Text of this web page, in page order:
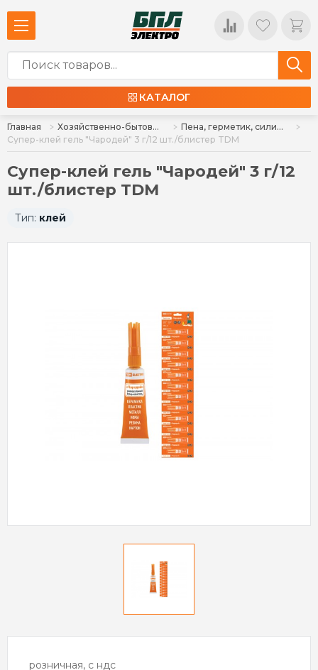
КАТАЛОГ
Главная Хозяйственно-бытовые товары
Пена, герметик, силикон, клей, алебастр
Супер-клей гель "Чародей" 3 г/12 шт./блистер TDM
Супер-клей гель "Чародей" 3 г/12
шт./блистер TDM
Тип: клей
розничная, с ндс